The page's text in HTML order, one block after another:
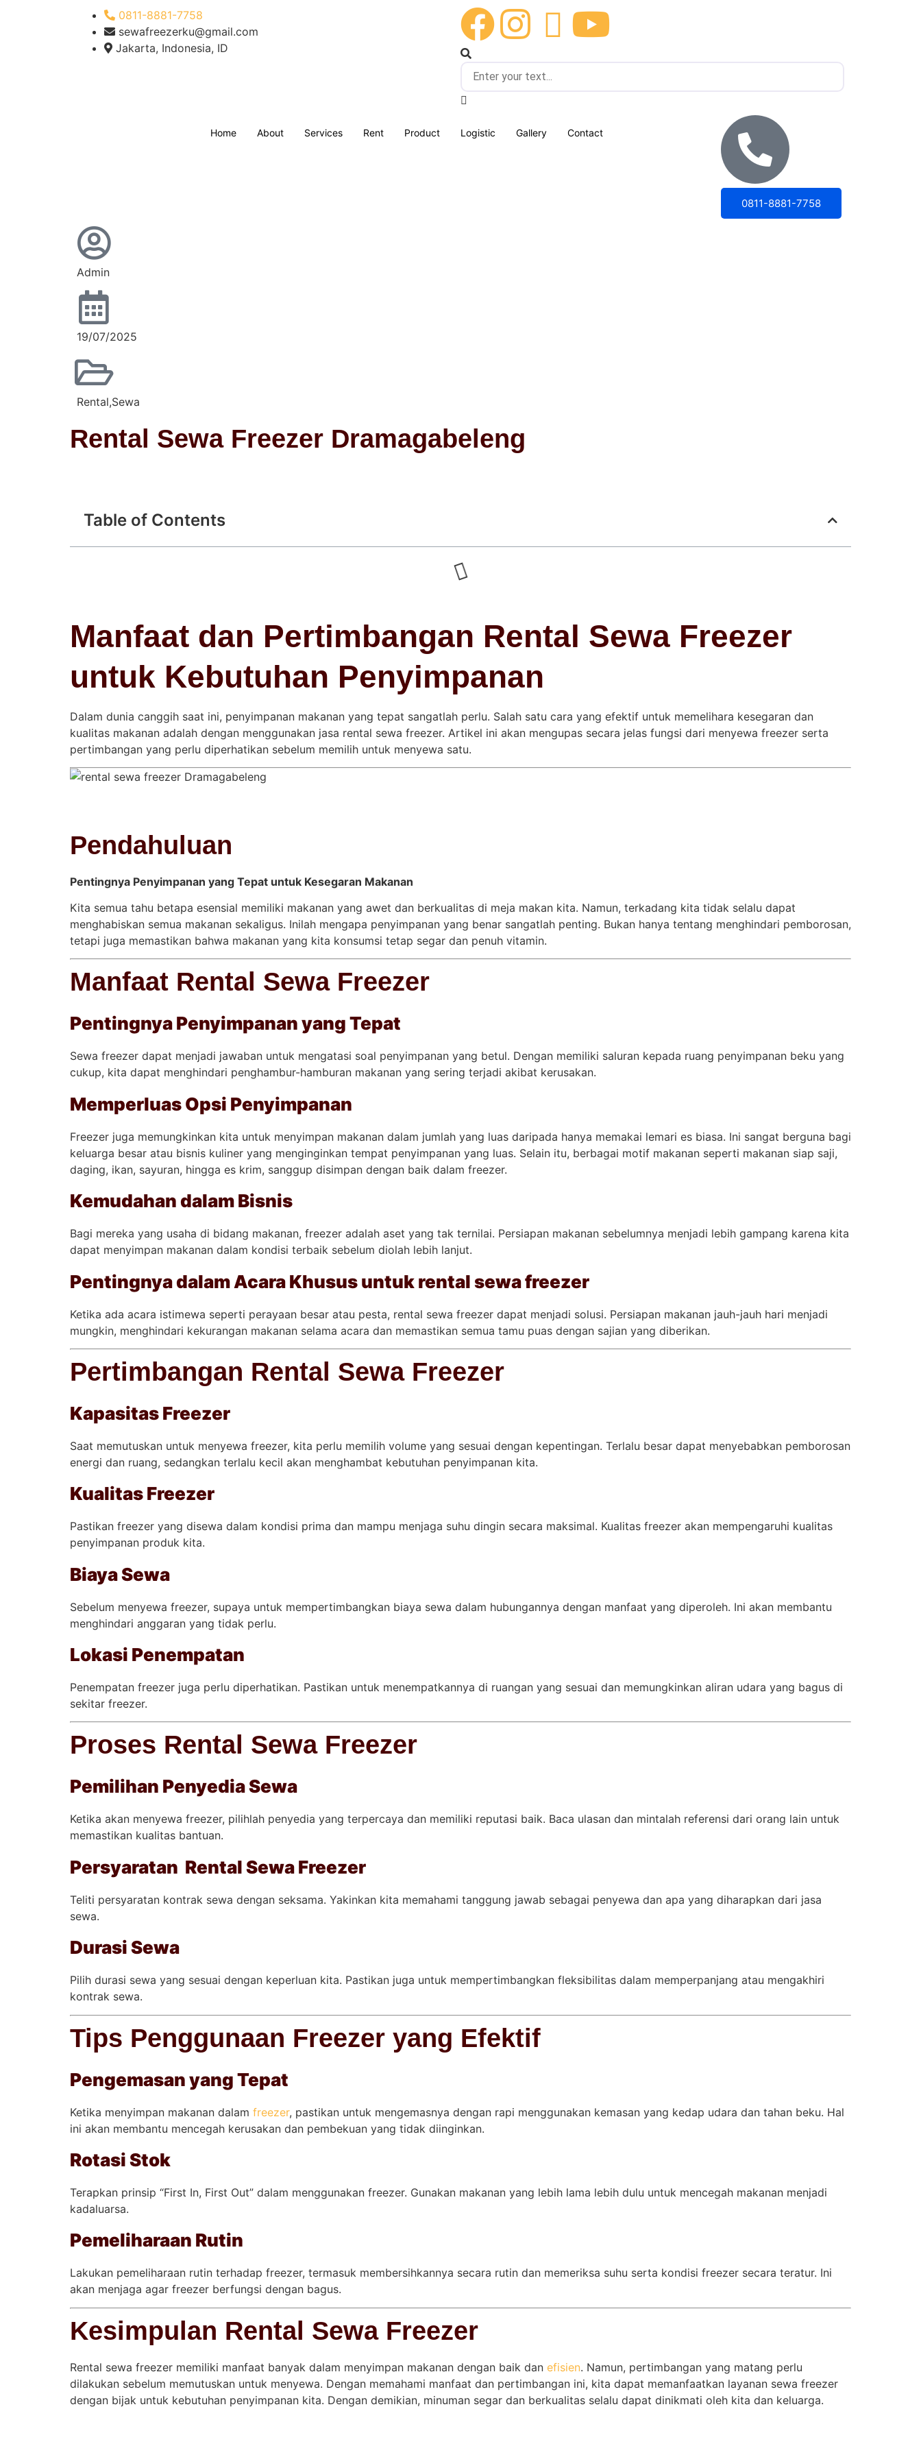
0811-8881-7758
sewafreezerku@gmail.com
Jakarta, Indonesia, ID
Home About Services Rent Product Logistic Gallery Contact
0811-8881-7758
Admin
19/07/2025
Rental,Sewa
Rental Sewa Freezer Dramagabeleng
Table of Contents
Manfaat dan Pertimbangan Rental Sewa Freezer
untuk Kebutuhan Penyimpanan
Dalam dunia canggih saat ini, penyimpanan makanan yang tepat sangatlah perlu. Salah satu cara yang efektif untuk memelihara kesegaran dan
kualitas makanan adalah dengan menggunakan jasa rental sewa freezer. Artikel ini akan mengupas secara jelas fungsi dari menyewa freezer serta
pertimbangan yang perlu diperhatikan sebelum memilih untuk menyewa satu.
Pendahuluan
Pentingnya Penyimpanan yang Tepat untuk Kesegaran Makanan
Kita semua tahu betapa esensial memiliki makanan yang awet dan berkualitas di meja makan kita. Namun, terkadang kita tidak selalu dapat
menghabiskan semua makanan sekaligus. Inilah mengapa penyimpanan yang benar sangatlah penting. Bukan hanya tentang menghindari pemborosan,
tetapi juga memastikan bahwa makanan yang kita konsumsi tetap segar dan penuh vitamin.
Manfaat Rental Sewa Freezer
Pentingnya Penyimpanan yang Tepat
Sewa freezer dapat menjadi jawaban untuk mengatasi soal penyimpanan yang betul. Dengan memiliki saluran kepada ruang penyimpanan beku yang
cukup, kita dapat menghindari penghambur-hamburan makanan yang sering terjadi akibat kerusakan.
Memperluas Opsi Penyimpanan
Freezer juga memungkinkan kita untuk menyimpan makanan dalam jumlah yang luas daripada hanya memakai lemari es biasa. Ini sangat berguna bagi
keluarga besar atau bisnis kuliner yang menginginkan tempat penyimpanan yang luas. Selain itu, berbagai motif makanan seperti makanan siap saji,
daging, ikan, sayuran, hingga es krim, sanggup disimpan dengan baik dalam freezer.
Kemudahan dalam Bisnis
Bagi mereka yang usaha di bidang makanan, freezer adalah aset yang tak ternilai. Persiapan makanan sebelumnya menjadi lebih gampang karena kita
dapat menyimpan makanan dalam kondisi terbaik sebelum diolah lebih lanjut.
Pentingnya dalam Acara Khusus untuk rental sewa freezer
Ketika ada acara istimewa seperti perayaan besar atau pesta, rental sewa freezer dapat menjadi solusi. Persiapan makanan jauh-jauh hari menjadi
mungkin, menghindari kekurangan makanan selama acara dan memastikan semua tamu puas dengan sajian yang diberikan.
Pertimbangan Rental Sewa Freezer
Kapasitas Freezer
Saat memutuskan untuk menyewa freezer, kita perlu memilih volume yang sesuai dengan kepentingan. Terlalu besar dapat menyebabkan pemborosan
energi dan ruang, sedangkan terlalu kecil akan menghambat kebutuhan penyimpanan kita.
Kualitas Freezer
Pastikan freezer yang disewa dalam kondisi prima dan mampu menjaga suhu dingin secara maksimal. Kualitas freezer akan mempengaruhi kualitas
penyimpanan produk kita.
Biaya Sewa
Sebelum menyewa freezer, supaya untuk mempertimbangkan biaya sewa dalam hubungannya dengan manfaat yang diperoleh. Ini akan membantu
menghindari anggaran yang tidak perlu.
Lokasi Penempatan
Penempatan freezer juga perlu diperhatikan. Pastikan untuk menempatkannya di ruangan yang sesuai dan memungkinkan aliran udara yang bagus di
sekitar freezer.
Proses Rental Sewa Freezer
Pemilihan Penyedia Sewa
Ketika akan menyewa freezer, pilihlah penyedia yang terpercaya dan memiliki reputasi baik. Baca ulasan dan mintalah referensi dari orang lain untuk
memastikan kualitas bantuan.
Persyaratan Rental Sewa Freezer
Teliti persyaratan kontrak sewa dengan seksama. Yakinkan kita memahami tanggung jawab sebagai penyewa dan apa yang diharapkan dari jasa
sewa.
Durasi Sewa
Pilih durasi sewa yang sesuai dengan keperluan kita. Pastikan juga untuk mempertimbangkan fleksibilitas dalam memperpanjang atau mengakhiri
kontrak sewa.
Tips Penggunaan Freezer yang Efektif
Pengemasan yang Tepat
Ketika menyimpan makanan dalam freezer, pastikan untuk mengemasnya dengan rapi menggunakan kemasan yang kedap udara dan tahan beku. Hal
ini akan membantu mencegah kerusakan dan pembekuan yang tidak diinginkan.
Rotasi Stok
Terapkan prinsip “First In, First Out” dalam menggunakan freezer. Gunakan makanan yang lebih lama lebih dulu untuk mencegah makanan menjadi
kadaluarsa.
Pemeliharaan Rutin
Lakukan pemeliharaan rutin terhadap freezer, termasuk membersihkannya secara rutin dan memeriksa suhu serta kondisi freezer secara teratur. Ini
akan menjaga agar freezer berfungsi dengan bagus.
Kesimpulan Rental Sewa Freezer
Rental sewa freezer memiliki manfaat banyak dalam menyimpan makanan dengan baik dan efisien. Namun, pertimbangan yang matang perlu
dilakukan sebelum memutuskan untuk menyewa. Dengan memahami manfaat dan pertimbangan ini, kita dapat memanfaatkan layanan sewa freezer
dengan bijak untuk kebutuhan penyimpanan kita. Dengan demikian, minuman segar dan berkualitas selalu dapat dinikmati oleh kita dan keluarga.